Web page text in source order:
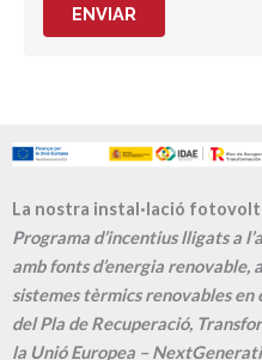
ENVIAR
La nostra instal·lació
Programa d’incentius lligats a
amb fonts d’energia renovable,
sistemes tèrmics renovables
del Pla de Recuperació,
la Unió Europea –